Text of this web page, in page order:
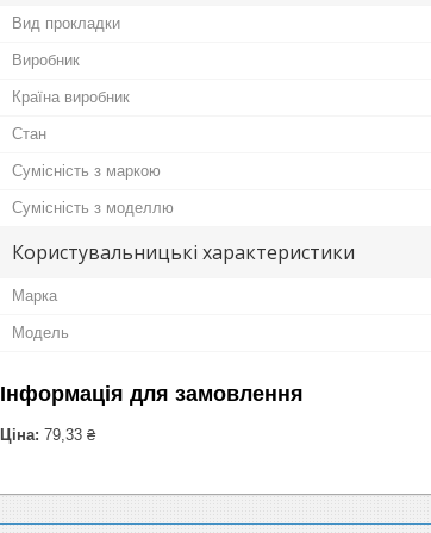
Вид прокладки
Виробник
Країна виробник
Стан
Сумісність з маркою
Сумісність з моделлю
Користувальницькі характеристики
Марка
Модель
Інформація для замовлення
Ціна: 79,33 ₴